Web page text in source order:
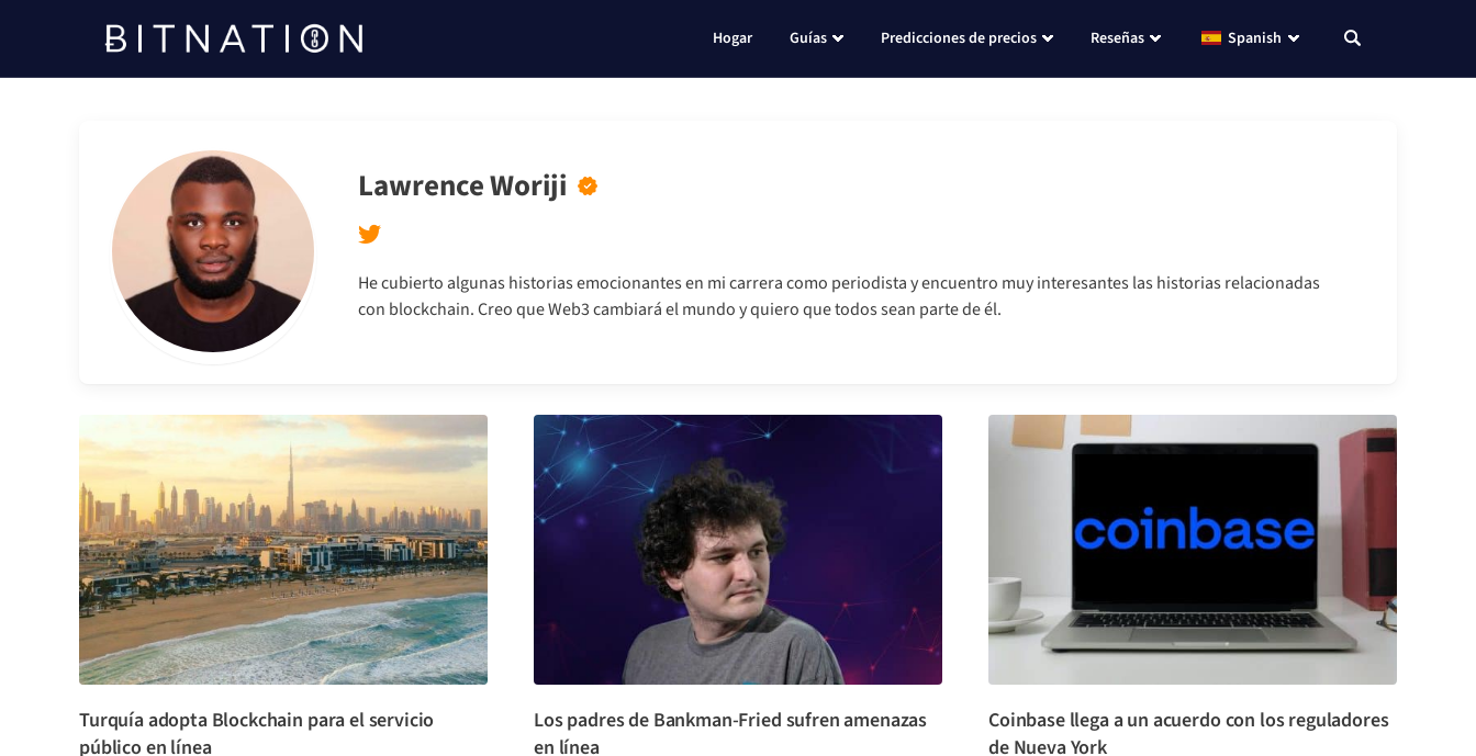
Bitnación
Hogar Guías Predicciones de precios Reseñas Spanish
Lawrence Woriji
He cubierto algunas historias emocionantes en mi carrera como periodista y encuentro muy interesantes las historias relacionadas
con blockchain. Creo que Web3 cambiará el mundo y quiero que todos sean parte de él.
Turquía adopta Blockchain para el servicio
público en línea
Los padres de Bankman-Fried sufren amenazas
en línea
Coinbase llega a un acuerdo con los reguladores
de Nueva York